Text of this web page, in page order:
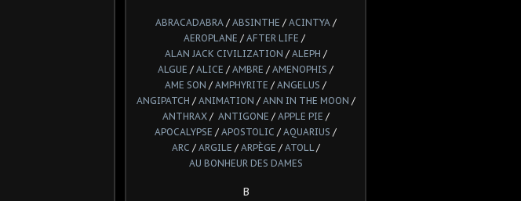
ABRACADABRA/ ABSINTHE / ACINTYA/
AEROPLANE / AFTER LIFE /
ALAN JACK CIVILIZATION / ALEPH /
ALGUE / ALICE / AMBRE / AMENOPHIS /
AME SON / AMPHYRITE / ANGELUS /
ANGIPATCH / ANIMATION / ANN IN THE MOON /
ANTHRAX/ ANTIGONE / APPLE PIE /
APOCALYPSE / APOSTOLIC / AQUARIUS /
ARC / ARGILE / ARPÈGE / ATOLL/
AU BONHEUR DES DAMES
B